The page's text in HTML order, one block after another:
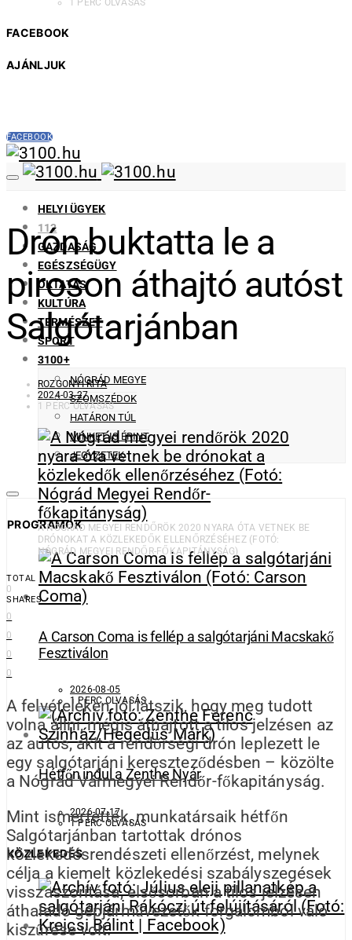
1 PERC OLVASÁS
FACEBOOK
AJÁNLJUK
FACEBOOK
HELYI ÜGYEK
112
GAZDASÁG
EGÉSZSÉGÜGY
OKTATÁS
KULTÚRA
TERMÉSZET
SPORT
3100+
NÓGRÁD MEGYE
SZOMSZÉDOK
HATÁRON TÚL
MINKET IS ÉRINT
JEGYZETEK
PROGRAMOK
A Carson Coma is fellép a salgótarjáni Macskakő
Fesztiválon
2026-08-05
1 PERC OLVASÁS
Hétfőn indul a Zenthe Nyár
2026-07-17
1 PERC OLVASÁS
KÖZLEKEDÉS
Drón buktatta le a
piroson áthajtó autóst
Salgótarjánban
ROZGONYI RITA
2024-03-27
1 PERC OLVASÁS
A NÓGRÁD MEGYEI RENDŐRÖK 2020 NYARA ÓTA VETNEK BE
DRÓNOKAT A KÖZLEKEDŐK ELLENŐRZÉSÉHEZ (FOTÓ:
NÓGRÁD MEGYEI RENDŐR-FŐKAPITÁNYSÁG)
TOTAL
0
SHARES
0
0
0
0
A felvételeken jól látszik, hogy meg tudott
volna állni, mégis áthajtott a tilos jelzésen az
az autós, akit a rendőrségi drón leplezett le
egy salgótarjáni kereszteződésben – közölte
a Nógrád Vármegyei Rendőr-főkapitányság.
Mint ismertették, munkatársaik hétfőn
Salgótarjánban tartottak drónos
közlekedésrendészeti ellenőrzést, melynek
célja a kiemelt közlekedési szabályszegések
visszaszorítása, elsősorban a tilos jelzésen
áthaladó gépjárművezetők forgalomból való
kiszűrése volt.